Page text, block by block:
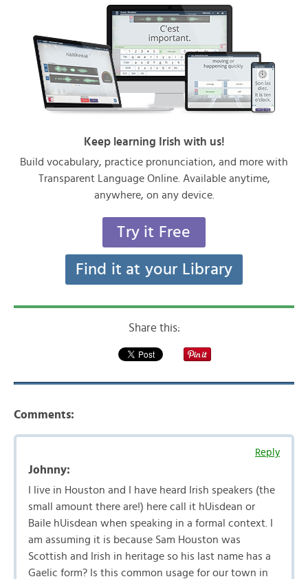
Keep learning Irish with us!
Build vocabulary, practice pronunciation, and more with
Transparent Language Online. Available anytime,
anywhere, on any device.
Try it Free
Find it at your Library
Share this:
Comments:
Reply
Johnny:
I live in Houston and I have heard Irish speakers (the
small amount there are!) here call it hUisdean or
Baile hUisdean when speaking in a formal context. I
am assuming it is because Sam Houston was
Scottish and Irish in heritage so his last name has a
Gaelic form? Is this common usage for our town in